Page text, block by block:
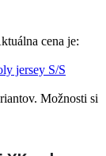
cena je:
Možnosti si